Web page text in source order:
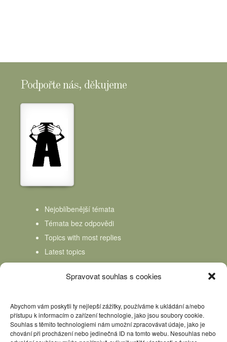
Spravovat souhlas s cookies
Abychom vám poskytli ty nejlepší zážitky, používáme k ukládání a/nebo
přístupu k informacím o zařízení technologie, jako jsou soubory cookie.
Souhlas s těmito technologiemi nám umožní zpracovávat údaje, jako je
chování při procházení nebo jedinečná ID na tomto webu. Nesouhlas nebo
Podpořte nás, děkujeme
Nejoblíbenější témata
Témata bez odpovědi
Topics with most replies
Latest topics
Topics Freshness